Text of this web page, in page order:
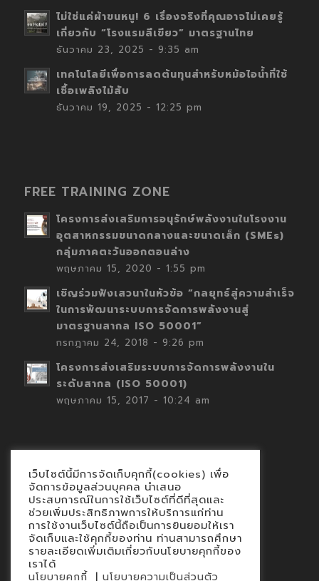
ไม่ใช่แค่ผ้าขนหนู! 6 เรื่องจริงที่คุณอาจไม่เคยรู้
เกี่ยวกับ “โรงแรมสีเขียว” มาตรฐานไทย
ธันวาคม 23, 2025 - 9:35 am
เทคโนโลยีเพื่อการลดต้นทุนสำหรับหม้อไอน้ำที่ใช้
เชื้อเพลิงไม้สับ
ธันวาคม 19, 2025 - 12:25 pm
FREE TRAINING ZONE
โครงการส่งเสริมการอนุรักษ์พลังงานในโรงงาน
อุตสาหกรรมขนาดกลางและขนาดเล็ก (SMEs)
กลุ่มภาคตะวันออกตอนล่าง
พฤษภาคม 15, 2020 - 1:55 pm
เชิญร่วมฟังเสวนาในหัวข้อ “กลยุทธ์สู่ความสำเร็จ
ในการพัฒนาระบบการจัดการพลังงานสู่
มาตรฐานสากล ISO 50001”
กรกฎาคม 24, 2018 - 9:26 pm
โครงการส่งเสริมระบบการจัดการพลังงานใน
ระดับสากล (ISO 50001)
พฤษภาคม 15, 2017 - 10:24 am
Contact
นโยบายคุกกี้
นโยบายข้อมูลส่วนบุคคล
เว็บไซต์นี้มีการจัดเก็บคุกกี้(cookies) เพื่อ
จัดการข้อมูลส่วนบุคคล นำเสนอ
ประสบการณ์ในการใช้เว็บไซต์ที่ดีที่สุดและ
ช่วยเพิ่มประสิทธิภาพการให้บริการแก่ท่าน
การใช้งานเว็บไซต์นี้ถือเป็นการยินยอมให้เรา
จัดเก็บและใช้คุกกี้ของท่าน ท่านสามารถศึกษา
รายละเอียดเพิ่มเติมเกี่ยวกับนโยบายคุกกี้ของ
เราได้
นโยบายคุกกี้ | นโยบายความเป็นส่วนตัว